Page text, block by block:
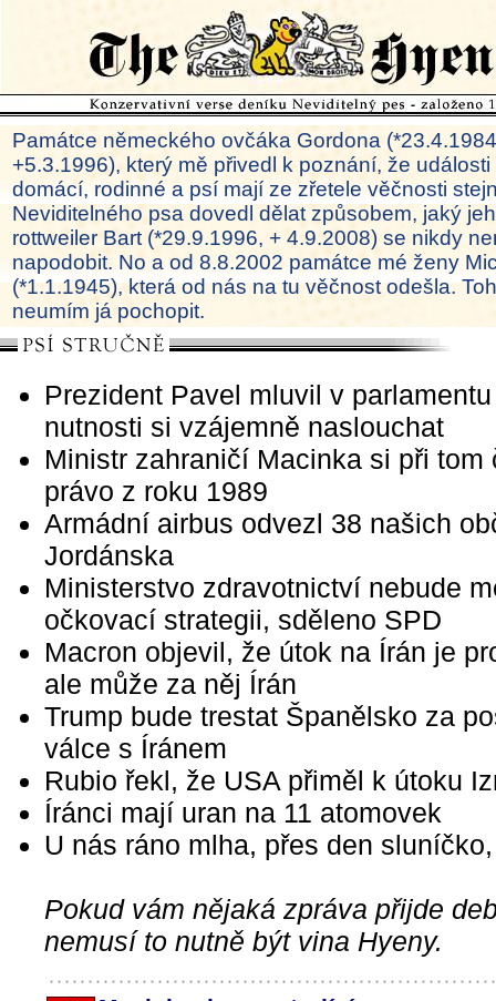
Památce německého ovčáka Gordona
+5.3.1996), který mě přivedl k poznání, že
domácí, rodinné a psí mají ze zřetele věčnosti
Neviditelného psa dovedl dělat způsobem, jaký
rottweiler Bart (*29.9.1996, + 4.9.2008) se nikdy
napodobit. No a od 8.8.2002 památce mé ženy
(*1.1.1945), která od nás na tu věčnost odešla.
neumím já pochopit.
Prezident Pavel mluvil v
nutnosti si vzájemně naslouchat
Ministr zahraničí Macinka si při tom
právo z roku 1989
Armádní airbus odvezl 38 našich
Jordánska
Ministerstvo zdravotnictví nebude
očkovací strategii, sděleno SPD
Macron objevil, že útok na Írán je
ale může za něj Írán
Trump bude trestat Španělsko za
válce s Íránem
Rubio řekl, že USA přiměl k útoku
Íránci mají uran na 11 atomovek
U nás ráno mlha, přes den
Pokud vám nějaká zpráva přijde
nemusí to nutně být vina Hyeny.